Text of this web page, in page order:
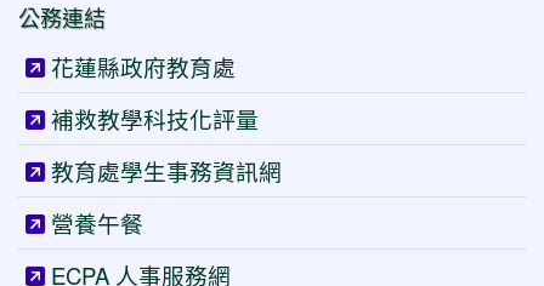
公務連結
花蓮縣政府教育處
補救教學科技化評量
教育處學生事務資訊網
營養午餐
ECPA 人事服務網